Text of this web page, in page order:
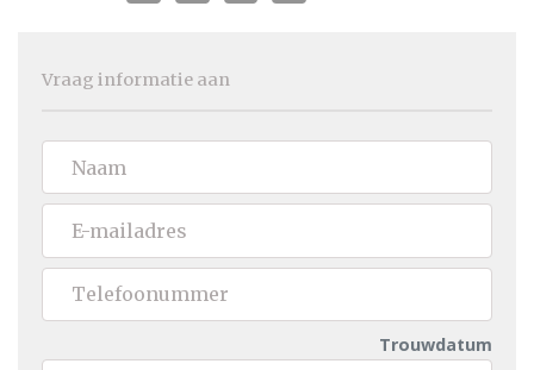
Vraag informatie aan
Trouwdatum